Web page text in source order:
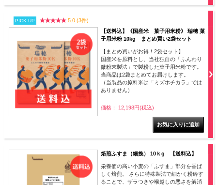
PICK UP
5.0 (3件)
【送料込】《国産米 菓子用米粉》 瑞穂 菓
子用米粉 10kg まとめ買い2袋セット
【まとめ買いがお得！2袋セット】
国産米を原料とし、当社独自の「ふんわり
微粉末製法」で製粉した菓子用米粉です。
当商品は2袋まとめてお届けします。
（当製品の原料米は「ミズホチカラ」では
ありません）
価格： 12,198円(税込)
焙煎ふすま（細挽） 10ｋg 【送料込】
栄養価の高い小麦の「ふすま」部分を香ば
しく焙煎。 さらに特殊製法で細かく粉砕す
ることで、ザラつきや喉越しの悪さを解消